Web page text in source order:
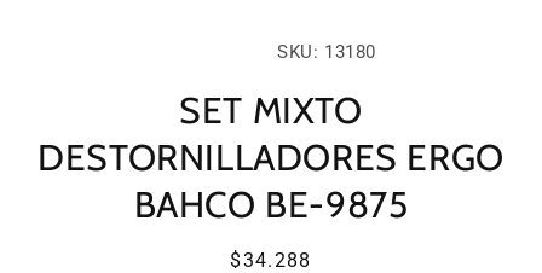
SKU: 13180
SET MIXTO
DESTORNILLADORES ERGO
BAHCO BE-9875
Precio
$34.288